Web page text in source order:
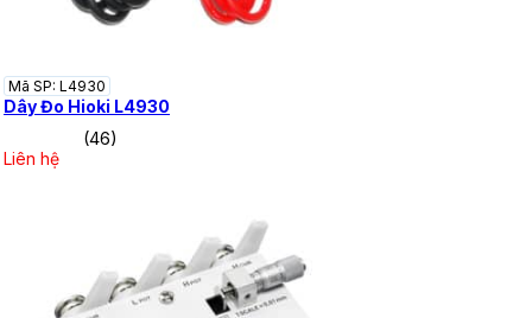
Mã SP: L4930
Dây Đo Hioki L4930
(46)
Liên hệ